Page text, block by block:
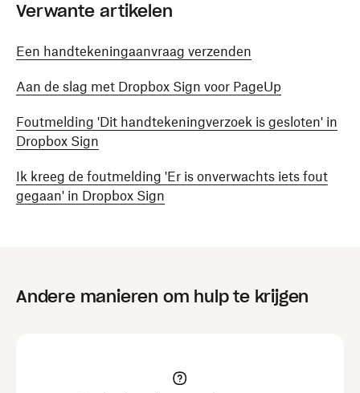
Verwante artikelen
Een handtekeningaanvraag verzenden
Aan de slag met Dropbox Sign voor PageUp
Foutmelding 'Dit handtekeningverzoek is gesloten' in
Dropbox Sign
Ik kreeg de foutmelding 'Er is onverwachts iets fout
gegaan' in Dropbox Sign
Andere manieren om hulp te krijgen